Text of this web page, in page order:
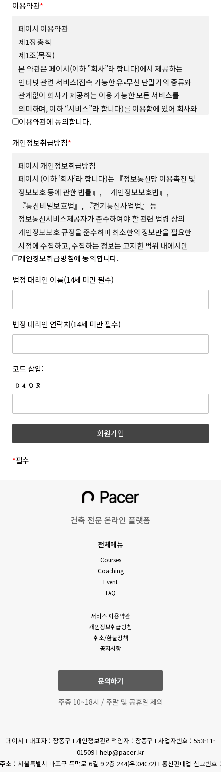
이용약관*
페이서 이용약관
제1장 총칙
제1조(목적)
본 약관은 페이서(이하 ”회사”라 합니다)에서 제공하는
인터넷 관련 서비스(접속 가능한 유•무선 단말기의 종류와
관계없이 회사가 제공하는 이용 가능한 모든 서비스를
의미하며, 이하 “서비스”라 합니다)를 이용함에 있어 회사와
회원의 권리와 의무, 책임사항을 규정함을 그 목적으로
제 2 조 (용어의 정의)
본 약관에서 사용하는 용어의 정의는 다음과 같습니다.
1. “사이트”란 회사가 재화 또는 서비스(이하 “상품 등”이라
합니다)를 회원에게 제공하기 위하여 컴퓨터 등 정보통신설비를
이용하여 상품 등을 거래할 수 있도록 설정한 가상의 영업장을
말하며 회사가 모바일 환경에서 서비스하는 모바일 웹과 앱을
포함합니다.
2. “회원”이라 함은 사이트에서 정한 소정의 절차를 거쳐
회원가입을 한 자로서, 약관에 따라 회사가 제공하는 서비스를
이용할 수 있는 자를 말합니다.
3. “아이디(ID)”라 함은 회원의 식별과 서비스의 이용을 위하여
서비스 연동을 통해 수집된 전자우편주소를 말합니다.
권익 및 비밀보호를 위하여 회원 스스로가 설정하여 사이트에
등록한 문자와 숫자의 조합을 말합니다.
있는 쿠폰을 말합니다.
7. 위 항에서 정의되지 않은 약관 상의 용어의 의미는 일반적인
거래관행에 따릅니다.
1. 회사는 본 약관의 내용과 상호, 영업소 소재지 주소, 대표자의
성명, 사업자등록번호, 통신판매업신고번호, 개인정보관리책임자
등을 회원이 쉽게 확인할 수 있도록 사이트의 초기 화면에
통하여 볼 수 있도록 합니다.
『전자금융거래법』, 『전자서명법』, 『정보통신망 이용촉진
및 정보보호 등에 관한 법률』, 『소비자기본법』 등 관련 법령을
3. 회사가 약관을 개정할 경우에는 적용일자 및 개정 사유를
전일까지 사이트의 초기 화면 등에 고지하거나 전자우편 또는 그
밖의 방법으로 통지합니다. 다만, 회원에게 불리하게 약관 내용을
변경하는 경우에는 최소한 30일 이상의 사전 유예기간을 두고
공지 및 통지합니다. 회사가 개정약관을 공지 또는 통지하면서
회원에게 30일 기간 내에 의사표시를 하지 않으면 의사표시가
회원이 명시적으로 거부의 의사표시를 하지 아니한 경우 회원이
개정약관에 동의한 것으로 봅니다.
4. 제3항에 의해 변경된 약관은 법령에 특별한 규정이나 기타
부득이한 사유가 없는 한 그 적용일자 이전으로 소급하여
약관에 동의하지 않을 경우 언제든지 자유롭게 서비스 이용을
중단하고 탈퇴할 수 있습니다.
6. 회사는 제공하는 서비스 내의 개별 서비스에 대한 별도의 약관
절차를 거치게 됩니다. 이 경우 개별 서비스에 대한 이용약관 등이
이 약관에 우선합니다.
제 4 조 (약관 외 준칙)
이용약관에 동의합니다.
개인정보취급방침*
페이서 개인정보취급방침
페이서 (이하 ‘회사’라 합니다)는 『정보통신망 이용촉진 및
정보보호 등에 관한 법률』, 『개인정보보호법』,
『통신비밀보호법』, 『전기통신사업법』 등
정보통신서비스제공자가 준수하여야 할 관련 법령 상의
개인정보보호 규정을 준수하며 최소한의 정보만을 필요한
시점에 수집하고, 수집하는 정보는 고지한 범위 내에서만
사용하며, 사전 동의 없이 그 범위를 초과하여 이용하거나
있습니다.
어떠한 용도와 방식으로 이용되고 있으며, 개인정보보호를 위해
어떠한 조치가 취해지고 있는지 알려드리고 개인정보취급방침을
개정하는 경우 개정 이유 및 내용에 관하여 웹사이트 및 전자우편
보호하고 있습니다.
1. 개인정보의 수집 및 이용목적
수집시기
구분 수집항목
이메일
(필수) 성명, 이메일, 휴대폰
번호, 비밀번호, 직무선택
(학생, 근로자)
불량 이용 기록 등),
기기정보(고유기기 식별값,
OS버전 등)
(선택) 프로필 사진
(필수)성명, 휴대폰 번호,
이메일, 상담내역
있을수 있습니다.)
(필수) 결제기록(상품,
금액) 신용카트, 카드사명,
휴대전화
인증
(선택) 휴대폰 번호
(필수) 주민등록번호, 주소,
이름
개인정보취급방침에 동의합니다.
법정 대리인 이름(14세 미만 필수)
법정 대리인 연락처(14세 미만 필수)
코드 삽입:
*필수
건축 전문 온라인 플랫폼
전체메뉴
Courses
Coaching
Event
FAQ
서비스 이용약관
개인정보취급방침
취소/환불정책
공지사항
문의하기
주중 10~18시 / 주말 및 공휴일 제외
페이서 I 대표자 : 장종구 I 개인정보관리책임자 : 장종구 I 사업자번호 : 553-11-
01509 I help@pacer.kr
주소 : 서울특별시 마포구 독막로 6길 9 2층 244(우:04072) I 통신판매업 신고번호 :